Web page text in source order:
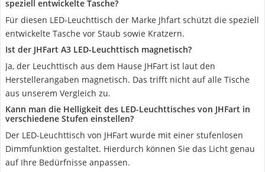
speziell entwickelte Tasche?
Für diesen LED-Leuchttisch der Marke Jhfart schützt die speziell
entwickelte Tasche vor Staub sowie Kratzern.
Ist der JHFart A3 LED-Leuchttisch magnetisch?
Ja, der Leuchttisch aus dem Hause JHFart ist laut den
Herstellerangaben magnetisch. Das trifft nicht auf alle Tische
aus unserem Vergleich zu.
Kann man die Helligkeit des LED-Leuchttisches von JHFart in
verschiedene Stufen einstellen?
Der LED-Leuchttisch von JHFart wurde mit einer stufenlosen
Dimmfunktion gestaltet. Hierdurch können Sie das Licht genau
auf Ihre Bedürfnisse anpassen.